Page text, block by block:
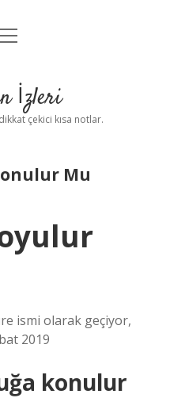
Uyarı
İzleri
çekici kısa notlar.
Mu
ismi olarak geçiyor,
2019
konulur